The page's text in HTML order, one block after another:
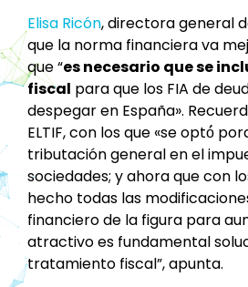
Elisa Ricón, directora general
que la norma financiera va
que “es necesario que se
fiscal para que los FIA de
despegar en España».
ELTIF, con los que «se optó́
tributación general en el
sociedades; y ahora que con
hecho todas las
financiero de la figura para
atractivo es fundamental
tratamiento fiscal”, apunta.